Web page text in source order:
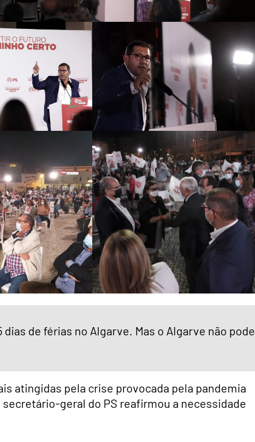
de férias no Algarve. Mas o Algarve não pode
atingidas pela crise provocada pela pandemia
geral do PS reafirmou a necessidade